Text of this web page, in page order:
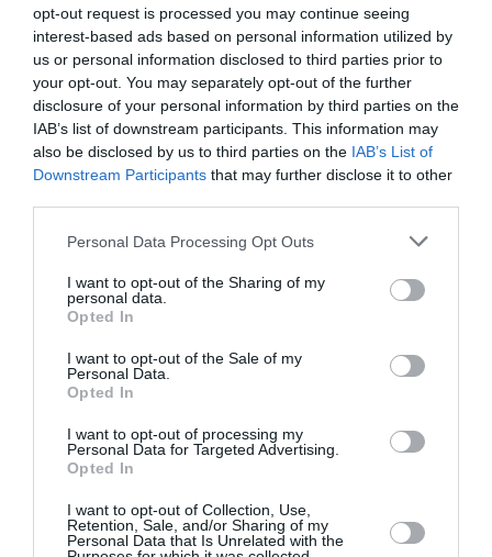
opt-out request is processed you may continue seeing
interest-based ads based on personal information utilized by
us or personal information disclosed to third parties prior to
your opt-out. You may separately opt-out of the further
disclosure of your personal information by third parties on the
IAB’s list of downstream participants. This information may
also be disclosed by us to third parties on the IAB’s List of
Downstream Participants that may further disclose it to other
Personal Data Processing Opt Outs
I want to opt-out of the Sharing of my
personal data.
Opted In
I want to opt-out of the Sale of my
Personal Data.
Opted In
I want to opt-out of processing my
Personal Data for Targeted Advertising.
Opted In
I want to opt-out of Collection, Use,
Retention, Sale, and/or Sharing of my
Personal Data that Is Unrelated with the
Incivilités à Bangkok : 22 passagers chinois refusés à
bord après une course-poursuite, l’incident devient
diplomatique
BLU83120a commenté l'article :
Incivilités à Bangkok : 22 passagers chinois refusés à
bord après une course-poursuite, l’incident devient
diplomatique
histoire de l'aviation
LE 9 AOÛT 1912 DANS LE
CIEL : DÉPART DE
BEAUMONT POUR LA...